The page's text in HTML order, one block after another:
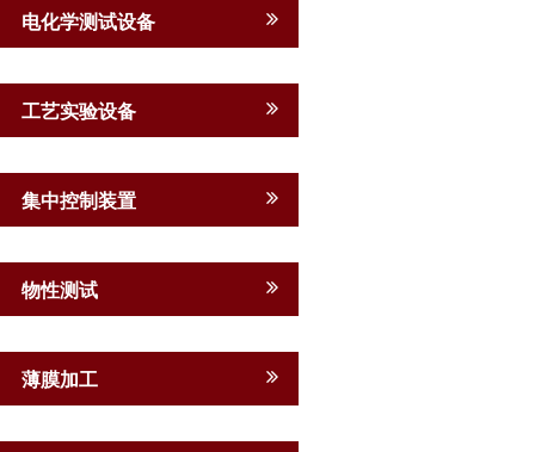
电化学测试设备
工艺实验设备
集中控制装置
物性测试
薄膜加工